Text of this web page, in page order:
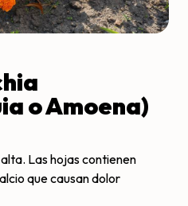
o Amoena)
Las hojas contienen
que causan dolor